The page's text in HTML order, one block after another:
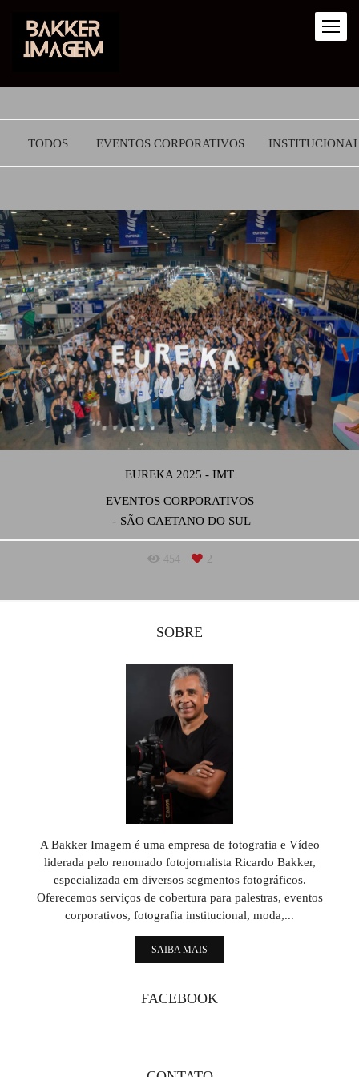
TODOS EVENTOS CORPORATIVOS
EUREKA 2025 - IMT
EVENTOS CORPORATIVOS
SÃO CAETANO DO SUL
454 2
SOBRE
A Bakker Imagem é uma empresa de fotografia e Vídeo
liderada pelo renomado fotojornalista Ricardo Bakker,
especializada em diversos segmentos fotográficos.
Oferecemos serviços de cobertura para palestras, eventos
corporativos, fotografia institucional, moda,...
SAIBA MAIS
FACEBOOK